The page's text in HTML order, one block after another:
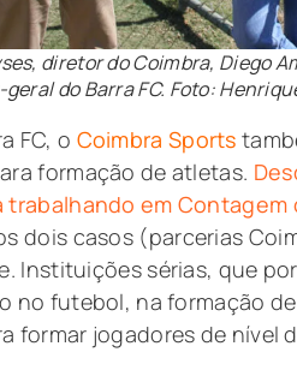
diretor do Coimbra, Diego
do Barra FC. Foto:
FC, o Coimbra Sports
formação de atletas.
trabalhando em
dois casos (parcerias
Instituições sérias, que
no futebol, na formação
formar jogadores de nível